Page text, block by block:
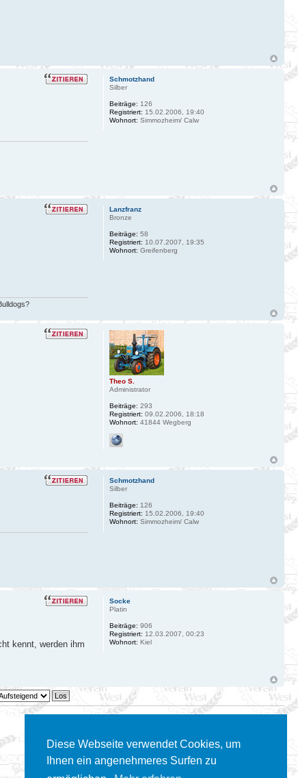
Diese Webseite verwendet Cookies, um
Ihnen ein angenehmeres Surfen zu
Schmotzhand
Silber
Beiträge: 126
Registriert: 15.02.2006, 19:40
Wohnort: Simmozheim/ Calw
Lanzfranz
Bronze
Beiträge: 58
Registriert: 10.07.2007, 19:35
Wohnort: Greifenberg
Theo S.
Administrator
Beiträge: 293
Registriert: 09.02.2006, 18:18
Wohnort: 41844 Wegberg
Schmotzhand
Silber
Beiträge: 126
Registriert: 15.02.2006, 19:40
Wohnort: Simmozheim/ Calw
kennt, werden ihm
Socke
Platin
Beiträge: 906
Registriert: 12.03.2007, 00:23
Wohnort: Kiel
Gehe zu: